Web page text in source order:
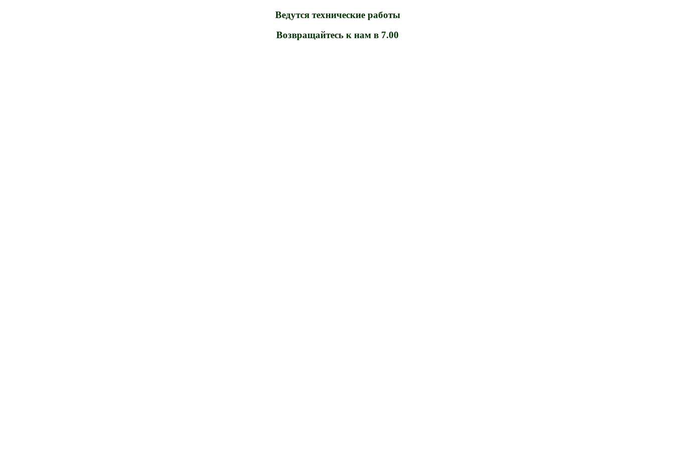
Ведутся технические работы
Возвращайтесь к нам в 7.00